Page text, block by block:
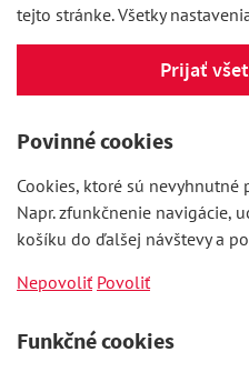
tejto stránke. Všetky
Prijať
Povinné cookies
Cookies, ktoré sú
Napr. zfunkčnenie navigácie,
košíku do ďalšej návštevy a
Nepovoliť Povoliť
Funkčné cookies